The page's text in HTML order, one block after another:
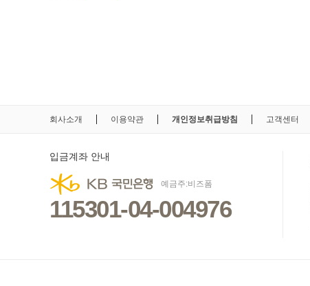
회사소개 이용약관 개인정보취급방침 고객센터
입금계좌 안내
예금주:비즈폼
115301-04-004976